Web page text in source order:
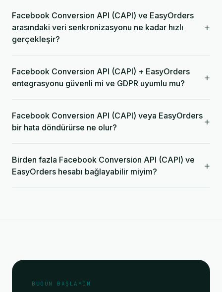
Facebook Conversion API (CAPI) ve EasyOrders
arasındaki veri senkronizasyonu ne kadar hızlı
gerçekleşir?
+
Facebook Conversion API (CAPI) + EasyOrders
entegrasyonu güvenli mi ve GDPR uyumlu mu?
+
Facebook Conversion API (CAPI) veya EasyOrders
bir hata döndürürse ne olur?
+
Birden fazla Facebook Conversion API (CAPI) ve
EasyOrders hesabı bağlayabilir miyim?
+
BUGÜN BAŞLAYIN